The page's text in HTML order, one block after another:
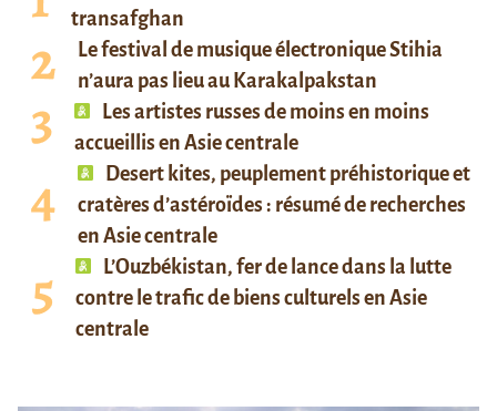
transafghan
Le festival de musique électronique Stihia
n’aura pas lieu au Karakalpakstan
Les artistes russes de moins en moins
accueillis en Asie centrale
Desert kites, peuplement préhistorique et
cratères d’astéroïdes : résumé de recherches
en Asie centrale
L’Ouzbékistan, fer de lance dans la lutte
contre le trafic de biens culturels en Asie
centrale